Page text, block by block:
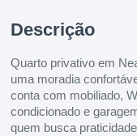
Descrição
Quarto privativo em
uma moradia
conta com mobiliado,
condicionado e
quem busca